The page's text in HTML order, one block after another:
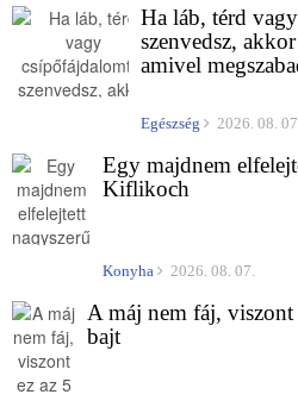
Ha láb, térd
szenvedsz,
amivel
Egészség 2026. 08. 07.
Egy majdnem
Kiflikoch
Konyha 2026. 08. 07.
A máj nem fáj, viszont
bajt